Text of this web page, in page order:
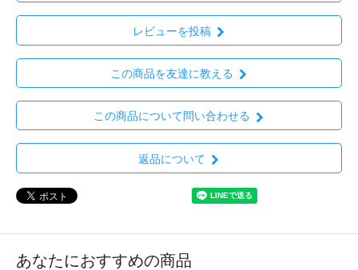
レビューを投稿
この商品を友達に教える
この商品について問い合わせる
返品について
あなたにおすすめの商品